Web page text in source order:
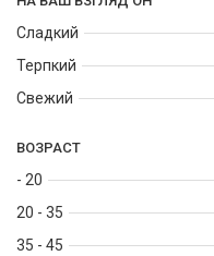
Сладкий
Терпкий
Свежий
ВОЗРАСТ
- 20
20 - 35
35 - 45